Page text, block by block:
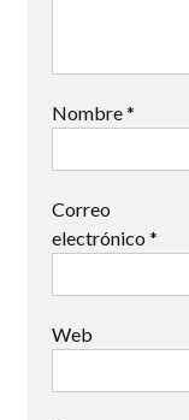
Nombre*
Correo
electrónico *
Web